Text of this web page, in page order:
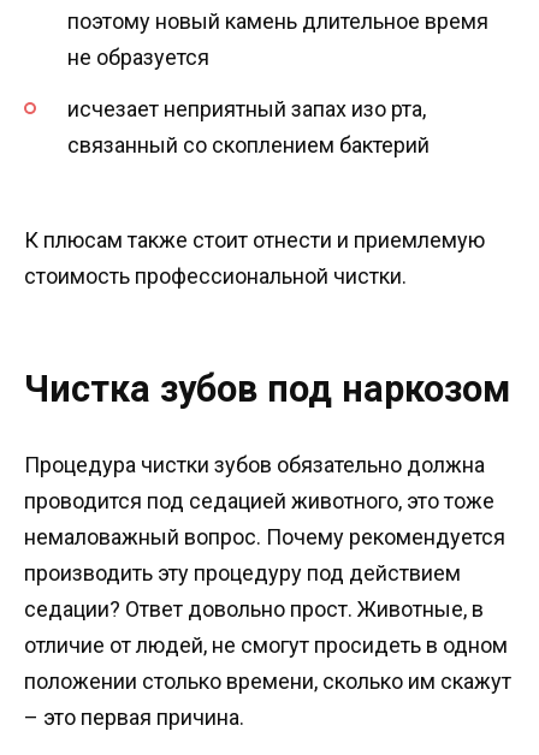
поэтому новый камень длительное время
не образуется
исчезает неприятный запах изо рта,
связанный со скоплением бактерий
К плюсам также стоит отнести и приемлемую
стоимость профессиональной чистки.
Чистка зубов под наркозом
Процедура чистки зубов обязательно должна
проводится под седацией животного, это тоже
немаловажный вопрос. Почему рекомендуется
производить эту процедуру под действием
седации? Ответ довольно прост. Животные, в
отличие от людей, не смогут просидеть в одном
положении столько времени, сколько им скажут
– это первая причина.